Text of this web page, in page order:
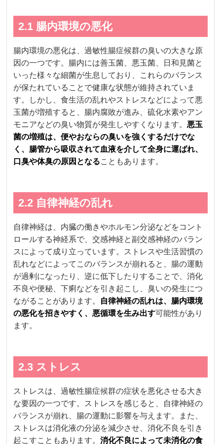
2.1 腸内環境の悪化
腸内環境の悪化は、過敏性腸症候群の臭いの大きな原
因の一つです。腸内には善玉菌、悪玉菌、日和見菌と
いった様々な細菌が生息しており、これらのバランス
が保たれていることで健康な状態が維持されていま
す。しかし、食生活の乱れやストレスなどによって悪
玉菌が増殖すると、腸内腐敗が進み、硫化水素やアン
モニアなどの臭い物質が発生しやすくなります。 悪玉
菌の増殖は、便やおならの臭いを強くするだけでな
く、腸管から吸収されて血液を介して全身に運ばれ、
口臭や体臭の原因となることもあります。
2.2 自律神経の乱れ
自律神経は、内臓の働きやホルモン分泌などをコント
ロールする神経系で、交感神経と副交感神経のバラン
スによって成り立っています。ストレスや生活習慣の
乱れなどによってこのバランスが崩れると、腸の運動
が過剰になったり、逆に低下したりすることで、消化
不良や便秘、下痢などを引き起こし、臭いの発生につ
ながることがあります。
自律神経の乱れは、腸内環境
の悪化を招きやすく、悪循環を生み出す可能性があり
ます。
2.3 ストレス
ストレスは、過敏性腸症候群の症状を悪化させる大き
な要因の一つです。ストレスを感じると、自律神経の
バランスが崩れ、腸の運動に影響を与えます。また、
ストレスは消化液の分泌を減少させ、消化不良を引き
起こすこともあります。消化不良によって未消化の食